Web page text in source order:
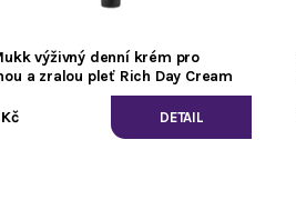
výživný denní krém pro
a zralou pleť Rich Day Cream
DETAIL